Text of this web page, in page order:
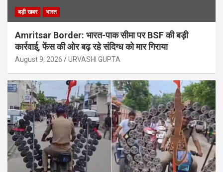
बड़ी खबर भारत
Amritsar Border: भारत-पाक सीमा पर BSF की बड़ी
कार्रवाई, फेंस की ओर बढ़ रहे संदिग्ध को मार गिराया
August 9, 2026 URVASHI GUPTA